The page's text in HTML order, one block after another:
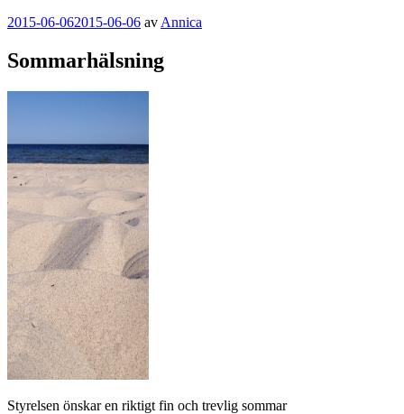
Publicerat
2015-06-062015-06-06 av Annica
Sommarhälsning
Styrelsen önskar en riktigt fin och trevlig sommar